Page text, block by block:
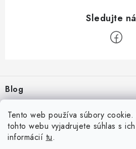
Tento web používa súbory
tohto webu vyjadrujete súhlas s
informácií tu.
p
ä
Blog
Aké druhy biliardu existujú? Kompletný
16.4.2026
Rozmery biliardového stola
Facebook
Zákaznícky účet